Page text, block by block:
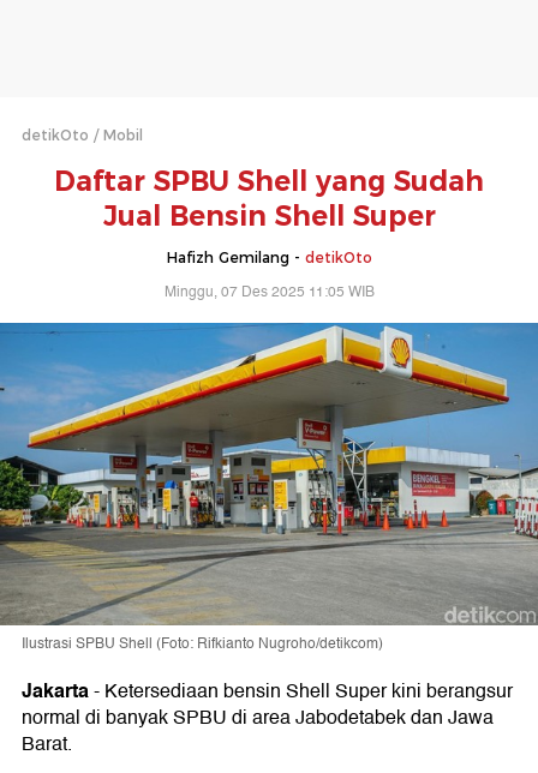
detikOto Mobil
Daftar SPBU Shell yang Sudah
Jual Bensin Shell Super
Hafizh Gemilang - detikOto
Minggu, 07 Des 2025 11:05 WIB
Ilustrasi SPBU Shell (Foto: Rifkianto Nugroho/detikcom)
Jakarta-Ketersediaan bensin Shell Super kini berangsur
normal di banyak SPBU di area Jabodetabek dan Jawa
Barat.